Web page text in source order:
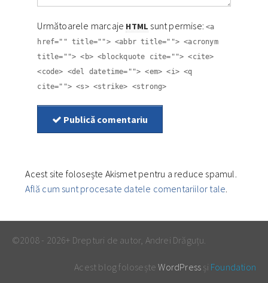
Următoarele marcaje HTML sunt permise:<a
href="" title=""> <abbr title=""> <acronym
title=""> <b> <blockquote cite=""> <cite>
<code> <del datetime=""> <em> <i> <q
cite=""> <s> <strike> <strong>
Publică comentariu
Acest site folosește Akismet pentru a reduce spamul.
Află cum sunt procesate datele comentariilor tale.
©2008 - 2026+ Drepturi de autor, Andrei Drăguțu.
Acest blog foloseșteWordPress și Foundation